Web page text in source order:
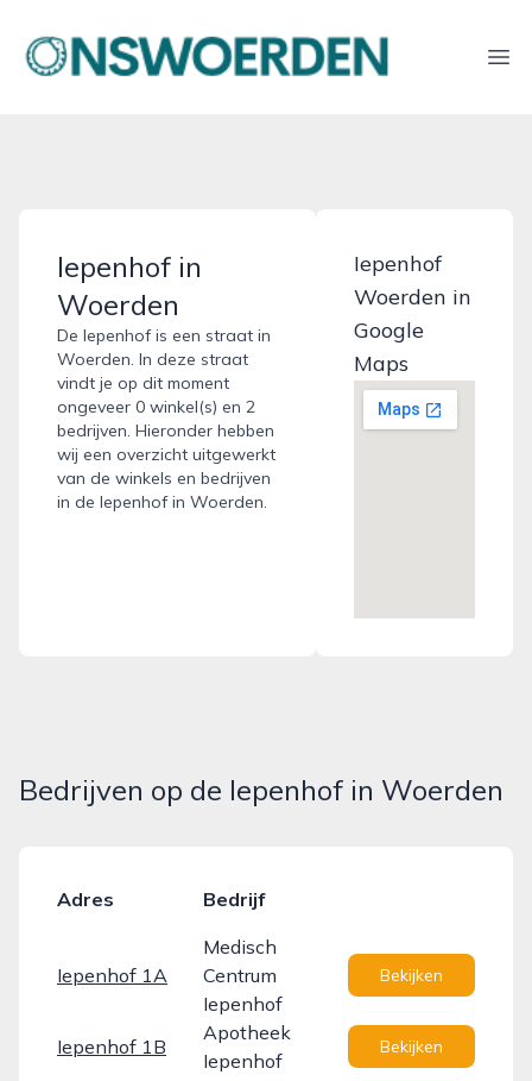
onswoerden.nl
Iepenhof in
Woerden
De Iepenhof is een straat in
Woerden. In deze straat
vindt je op dit moment
ongeveer 0 winkel(s) en 2
bedrijven. Hieronder hebben
wij een overzicht uitgewerkt
van de winkels en bedrijven
in de Iepenhof in Woerden.
Iepenhof
Woerden in
Google
Maps
Bedrijven op de Iepenhof in Woerden
Adres Bedrijf
Iepenhof 1A
Medisch
Centrum
Iepenhof
Bekijken
Iepenhof 1B
Apotheek
Iepenhof
Bekijken